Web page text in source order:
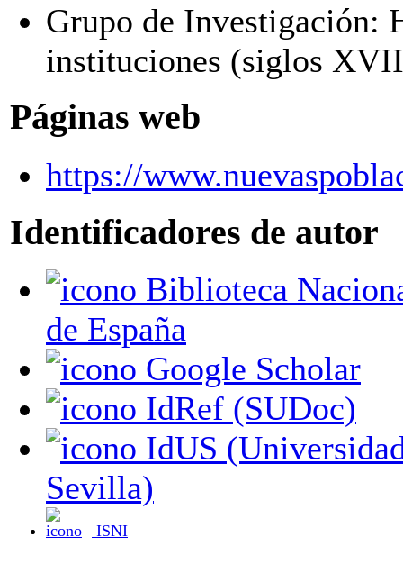
Grupo de Investigación:
instituciones (siglos
Páginas web
https://
Identificadores de autor
de España
Google Scholar
IdRef (SUDoc)
Sevilla)
ISNI